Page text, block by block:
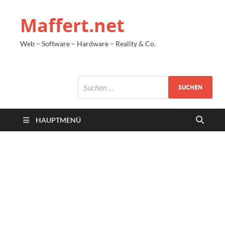
Maffert.net
Web – Software – Hardware – Reality & Co.
HAUPTMENÜ